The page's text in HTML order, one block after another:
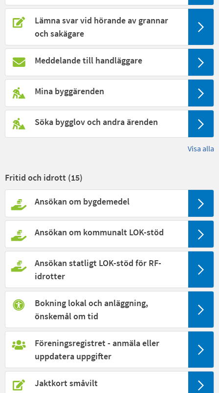
Lämna svar vid hörande av grannar
och sakägare
Meddelande till handläggare
Mina byggärenden
Söka bygglov och andra ärenden
Visa alla
Fritid och idrott (15)
Ansökan om bygdemedel
Ansökan om kommunalt LOK-stöd
Ansökan statligt LOK-stöd för RF-
idrotter
Bokning lokal och anläggning,
önskemål om tid
Föreningsregistret - anmäla eller
uppdatera uppgifter
Jaktkort småvilt